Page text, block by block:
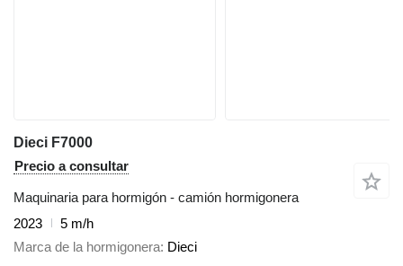
Dieci F7000
Precio a consultar
Maquinaria para hormigón - camión hormigonera
2023
5 m/h
Marca de la hormigonera Dieci